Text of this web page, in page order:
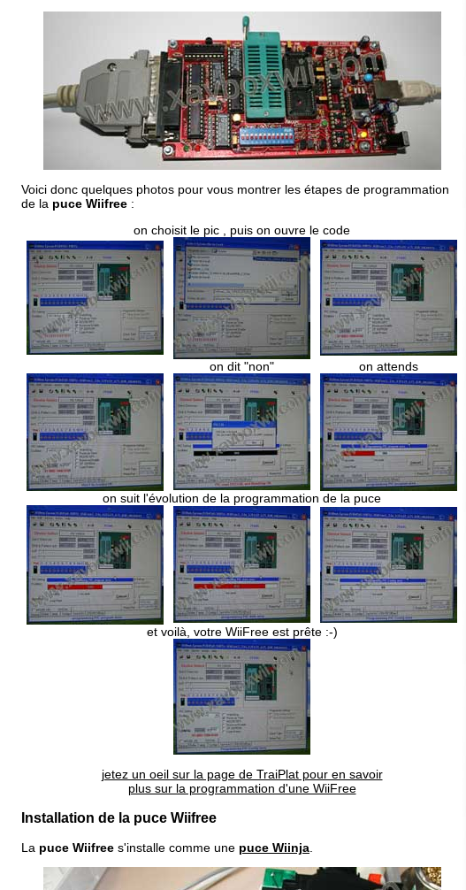
Voici donc quelques photos pour vous montrer les étapes de programmation
de la puce Wiifree :
on choisit le pic , puis on ouvre le code
on dit "non" on attends
on suit l'évolution de la programmation de la puce
et voilà, votre WiiFree est prête :-)
jetez un oeil sur la page de TraiPlat pour en savoir
plus sur la programmation d'une WiiFree
Installation de la puce Wiifree
La puce Wiifree s'installe comme une puce Wiinja.